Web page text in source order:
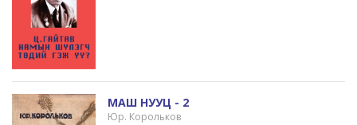
МАШ НУУЦ - 2
Юр. Корольков